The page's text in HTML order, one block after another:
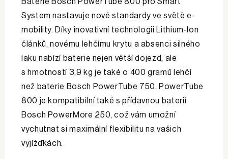
System nastavuje nové standardy ve světě e-
mobility. Díky inovativní technologii Lithium-Ion
článků, novému lehčímu krytu a absenci silného
laku nabízí baterie nejen větší dojezd, ale
s hmotností 3,9 kg je také o 400 gramů lehčí
než baterie Bosch PowerTube 750. PowerTube
800 je kompatibilní také s přídavnou baterií
Bosch PowerMore 250, což vám umožní
vychutnat si maximální flexibilitu na vašich
vyjížďkách.